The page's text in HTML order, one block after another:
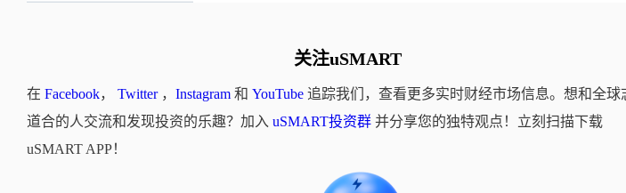
关注uSMART
在 Facebook， Twitter， Instagram 和 YouTube 追踪我们，查看更多实时财经市场信息。想和全球
道合的人交流和发现投资的乐趣？加入 uSMART投资群 并分享您的独特观点！立刻扫描下载
uSMART APP！